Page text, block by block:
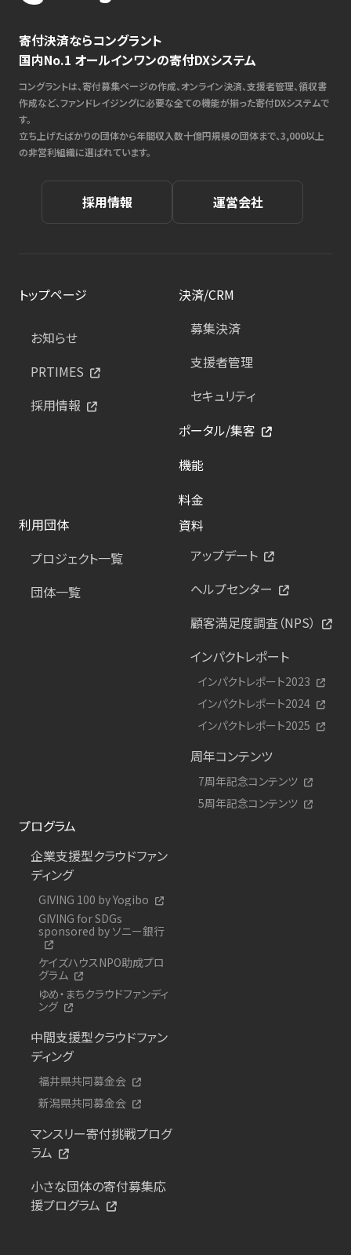
寄付決済ならコングラント
国内No.1 オールインワンの寄付DXシステム
コングラントは、寄付募集ページの作成、オンライン決済、支援者管理、領収書
作成など、ファンドレイジングに必要な全ての機能が揃った寄付DXシステムで
す。
立ち上げたばかりの団体から年間収入数十億円規模の団体まで、3,000以上
の非営利組織に選ばれています。
採用情報 運営会社
トップページ
お知らせ
PRTIMES
採用情報
決済/CRM
募集決済
支援者管理
セキュリティ
ポータル/集客
機能
料金
利用団体
プロジェクト一覧
団体一覧
資料
アップデート
ヘルプセンター
顧客満足度調査（NPS）
インパクトレポート
インパクトレポート2023
インパクトレポート2024
インパクトレポート2025
周年コンテンツ
7周年記念コンテンツ
5周年記念コンテンツ
プログラム
企業支援型クラウドファン
ディング
GIVING 100 by Yogibo
GIVING for SDGs
sponsored by ソニー銀行
ケイズハウスNPO助成プロ
グラム
ゆめ・まちクラウドファンディ
ング
中間支援型クラウドファン
ディング
福井県共同募金会
新潟県共同募金会
マンスリー寄付挑戦プログ
ラム
小さな団体の寄付募集応
援プログラム